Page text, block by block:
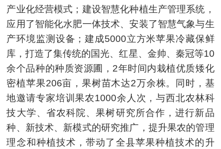
产业化经营模式；建设智慧化种植生产管理系统，
应用了智能化水肥一体技术、安装了智慧气象与生
产环境监测设备；建成5000立方米苹果冷藏保鲜
库，打造了集传统的国光、红星、金帅、秦冠等10
余个品种的种质资源圃，2年时间内栽植优质矮化
密植苹果206亩，果树苗木达2万余株。同时，基
地邀请专家培训果农1000余人次，与西北农林科
技大学、省农科院、果树研究所合作，进行新品
种、新技术、新模式的研究推广，提升果农的管理
理念和种植技术，带动了全县苹果种植技术的升